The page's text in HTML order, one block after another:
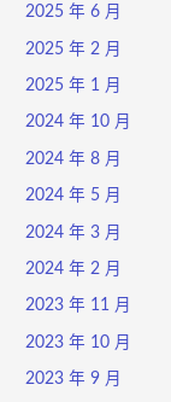
2025 年 6 月
2025 年 2 月
2025 年 1 月
2024 年 10 月
2024 年 8 月
2024 年 5 月
2024 年 3 月
2024 年 2 月
2023 年 11 月
2023 年 10 月
2023 年 9 月